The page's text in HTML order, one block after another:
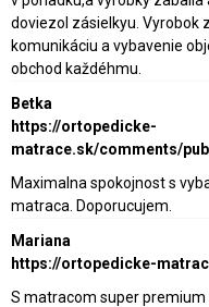
doviezol zásielkyu. Vyrobok
komunikáciu a vybavenie
obchod každéhmu.
Betka
https://ortopedicke-
matrace.sk/comments/
Maximalna spokojnost s
matraca. Doporucujem.
Mariana
https://ortopedicke-
S matracom super premium